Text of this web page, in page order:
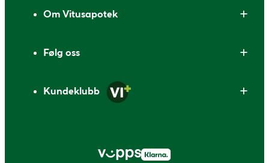
Om Vitusapotek
Følg oss
Kundeklubb